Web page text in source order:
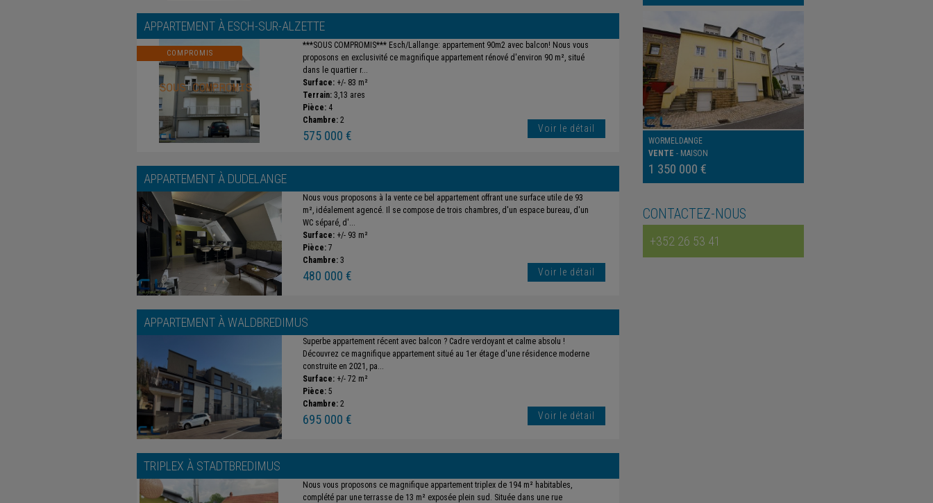
APPARTEMENT À ESCH-SUR-ALZETTE
COMPROMIS
***SOUS COMPROMIS*** Esch/Lallange: appartement 90m2 avec balcon! Nous vous
proposons en exclusivité ce magnifique appartement rénové d'environ 90 m², situé
dans le quartier r...
Surface: +/- 83 m²
Terrain: 3,13 ares
Pièce: 4
Chambre: 2
575 000 € Voir le détail
APPARTEMENT À DUDELANGE
Nous vous proposons à la vente ce bel appartement offrant une surface utile de 93
m², idéalement agencé. Il se compose de trois chambres, d'un espace bureau, d'un
WC séparé, d'...
Surface: +/- 93 m²
Pièce: 7
Chambre: 3
480 000 € Voir le détail
APPARTEMENT ÀWALDBREDIMUS
Superbe appartement récent avec balcon ? Cadre verdoyant et calme absolu !
Découvrez ce magnifique appartement situé au 1er étage d'une résidence moderne
construite en 2021, pa...
Surface: +/- 72 m²
Pièce: 5
Chambre: 2
695 000 € Voir le détail
TRIPLEX À STADTBREDIMUS
Nous vous proposons ce magnifique appartement triplex de 194 m² habitables,
complété par une terrasse de 13 m² exposée plein sud. Située dans une rue
WORMELDANGE
VENTE - MAISON
1 350 000 €
CONTACTEZ-NOUS
+352 26 53 41